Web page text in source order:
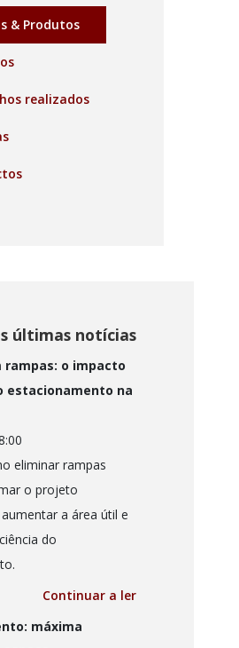
& Produtos
realizados
últimas notícias
rampas: o impacto
estacionamento na
eliminar rampas
o projeto
a área útil e
do
Continuar a ler
máxima